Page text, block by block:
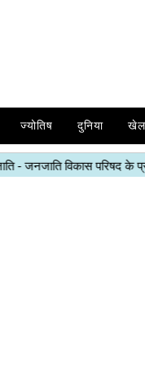
ज्योतिष दुनिया खेल